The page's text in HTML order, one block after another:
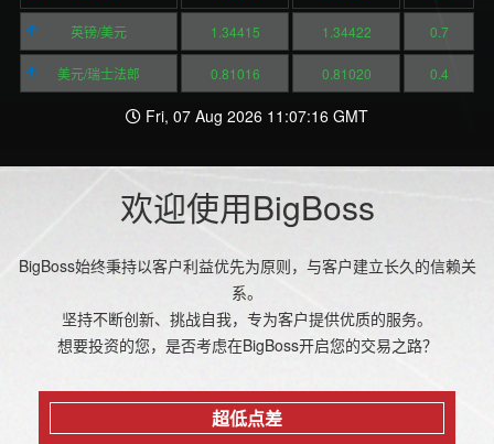
英镑/美元 1.34415 1.34422 0.7
美元/瑞士法郎 0.81016 0.81020 0.4
Fri, 07 Aug 2026 11:07:16 GMT
欢迎使用BigBoss
BigBoss始终秉持以客户利益优先为原则，与客户建立长久的信赖关
系。
坚持不断创新、挑战自我，专为客户提供优质的服务。
想要投资的您，是否考虑在BigBoss开启您的交易之路？
超低点差